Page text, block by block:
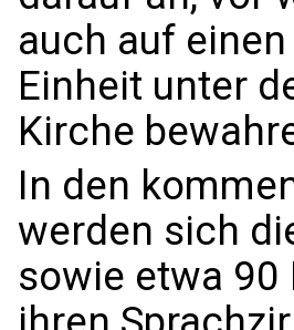
auch auf
Einheit unter
Kirche
In den
werden sich
sowie etwa 90